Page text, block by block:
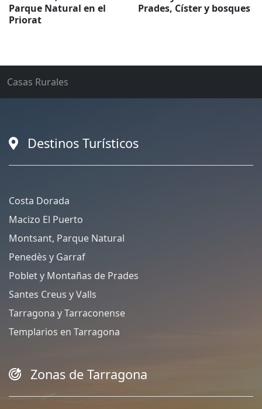
Parque Natural en el
Priorat
Prades, Císter y bosques
Casas Rurales
Destinos Turísticos
Costa Dorada
Macizo El Puerto
Montsant, Parque Natural
Penedès y Garraf
Poblet y Montañas de Prades
Santes Creus y Valls
Tarragona y Tarraconense
Templarios en Tarragona
Zonas de Tarragona